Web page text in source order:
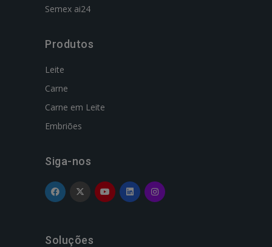
Semex ai24
Produtos
Leite
Carne
Carne em Leite
Embriões
Siga-nos
Soluções